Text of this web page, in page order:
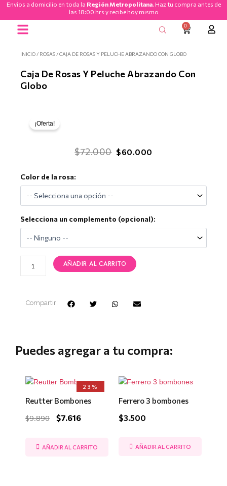
contenido
Envíos a domicilio en toda la Región Metropolitana. Haz tu compra antes de
las 18:00 hrs y recibe hoy mismo
0
CART
INICIO / ROSAS / CAJA DE ROSAS Y PELUCHE ABRAZANDO CON GLOBO
Caja De Rosas Y Peluche Abrazando Con
Globo
¡Oferta!
$72.000 El
$60.000
Color de la rosa:
Selecciona un complemento (opcional):
Caja
de
Rosas
y
Peluche
Abrazando
con
Globo
AÑADIR AL CARRITO
Compartir:
Puedes agregar a tu compra:
23%
Reutter Bombones
$9.890
El
precio
original
$9.890.
$7.616
El
precio
actual
$7.616.
AÑADIR AL CARRITO
Ferrero 3 bombones
$3.500
AÑADIR AL CARRITO